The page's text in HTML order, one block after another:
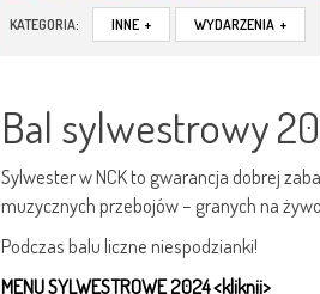
KATEGORIA: INNE + WYDARZENIA +
Bal sylwestrowy
Sylwester w NCK to gwarancja dobrej
muzycznych przebojów – granych na
Podczas balu liczne niespodzianki!
MENU SYLWESTROWE 2024 <kliknij>